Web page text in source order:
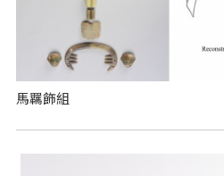
馬羈飾組